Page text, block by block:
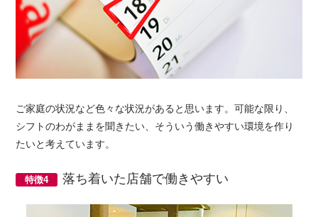
ご家庭の状況など色々な状況があると思います。可能な限り、
シフトのわがままを聞きたい、そういう働きやすい環境を作り
たいと考えています。
特徴4 落ち着いた店舗で働きやすい